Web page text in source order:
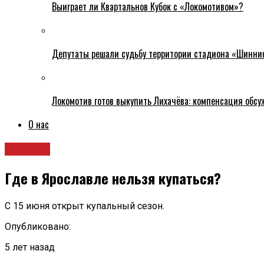
Выиграет ли Квартальнов Кубок с «Локомотивом»?
Депутаты решали судьбу территории стадиона
Локомотив готов выкупить Лихачёва: компенсация
О нас
Где в Ярославле нельзя купаться?
С 15 июня открыт купальный сезон.
Опубликовано:
5 лет назад